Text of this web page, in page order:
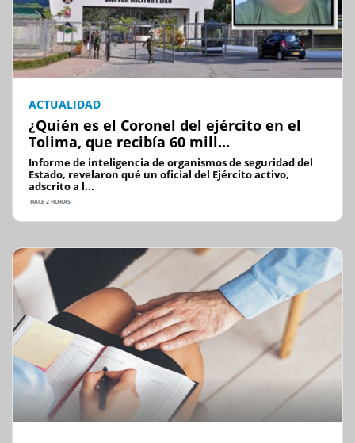
ACTUALIDAD
¿Quién es el Coronel del ejército en el
Tolima, que recibía 60 mill...
Informe de inteligencia de organismos de seguridad del
Estado, revelaron qué un oficial del Ejército activo,
adscrito a l...
HACE 2 HORAS